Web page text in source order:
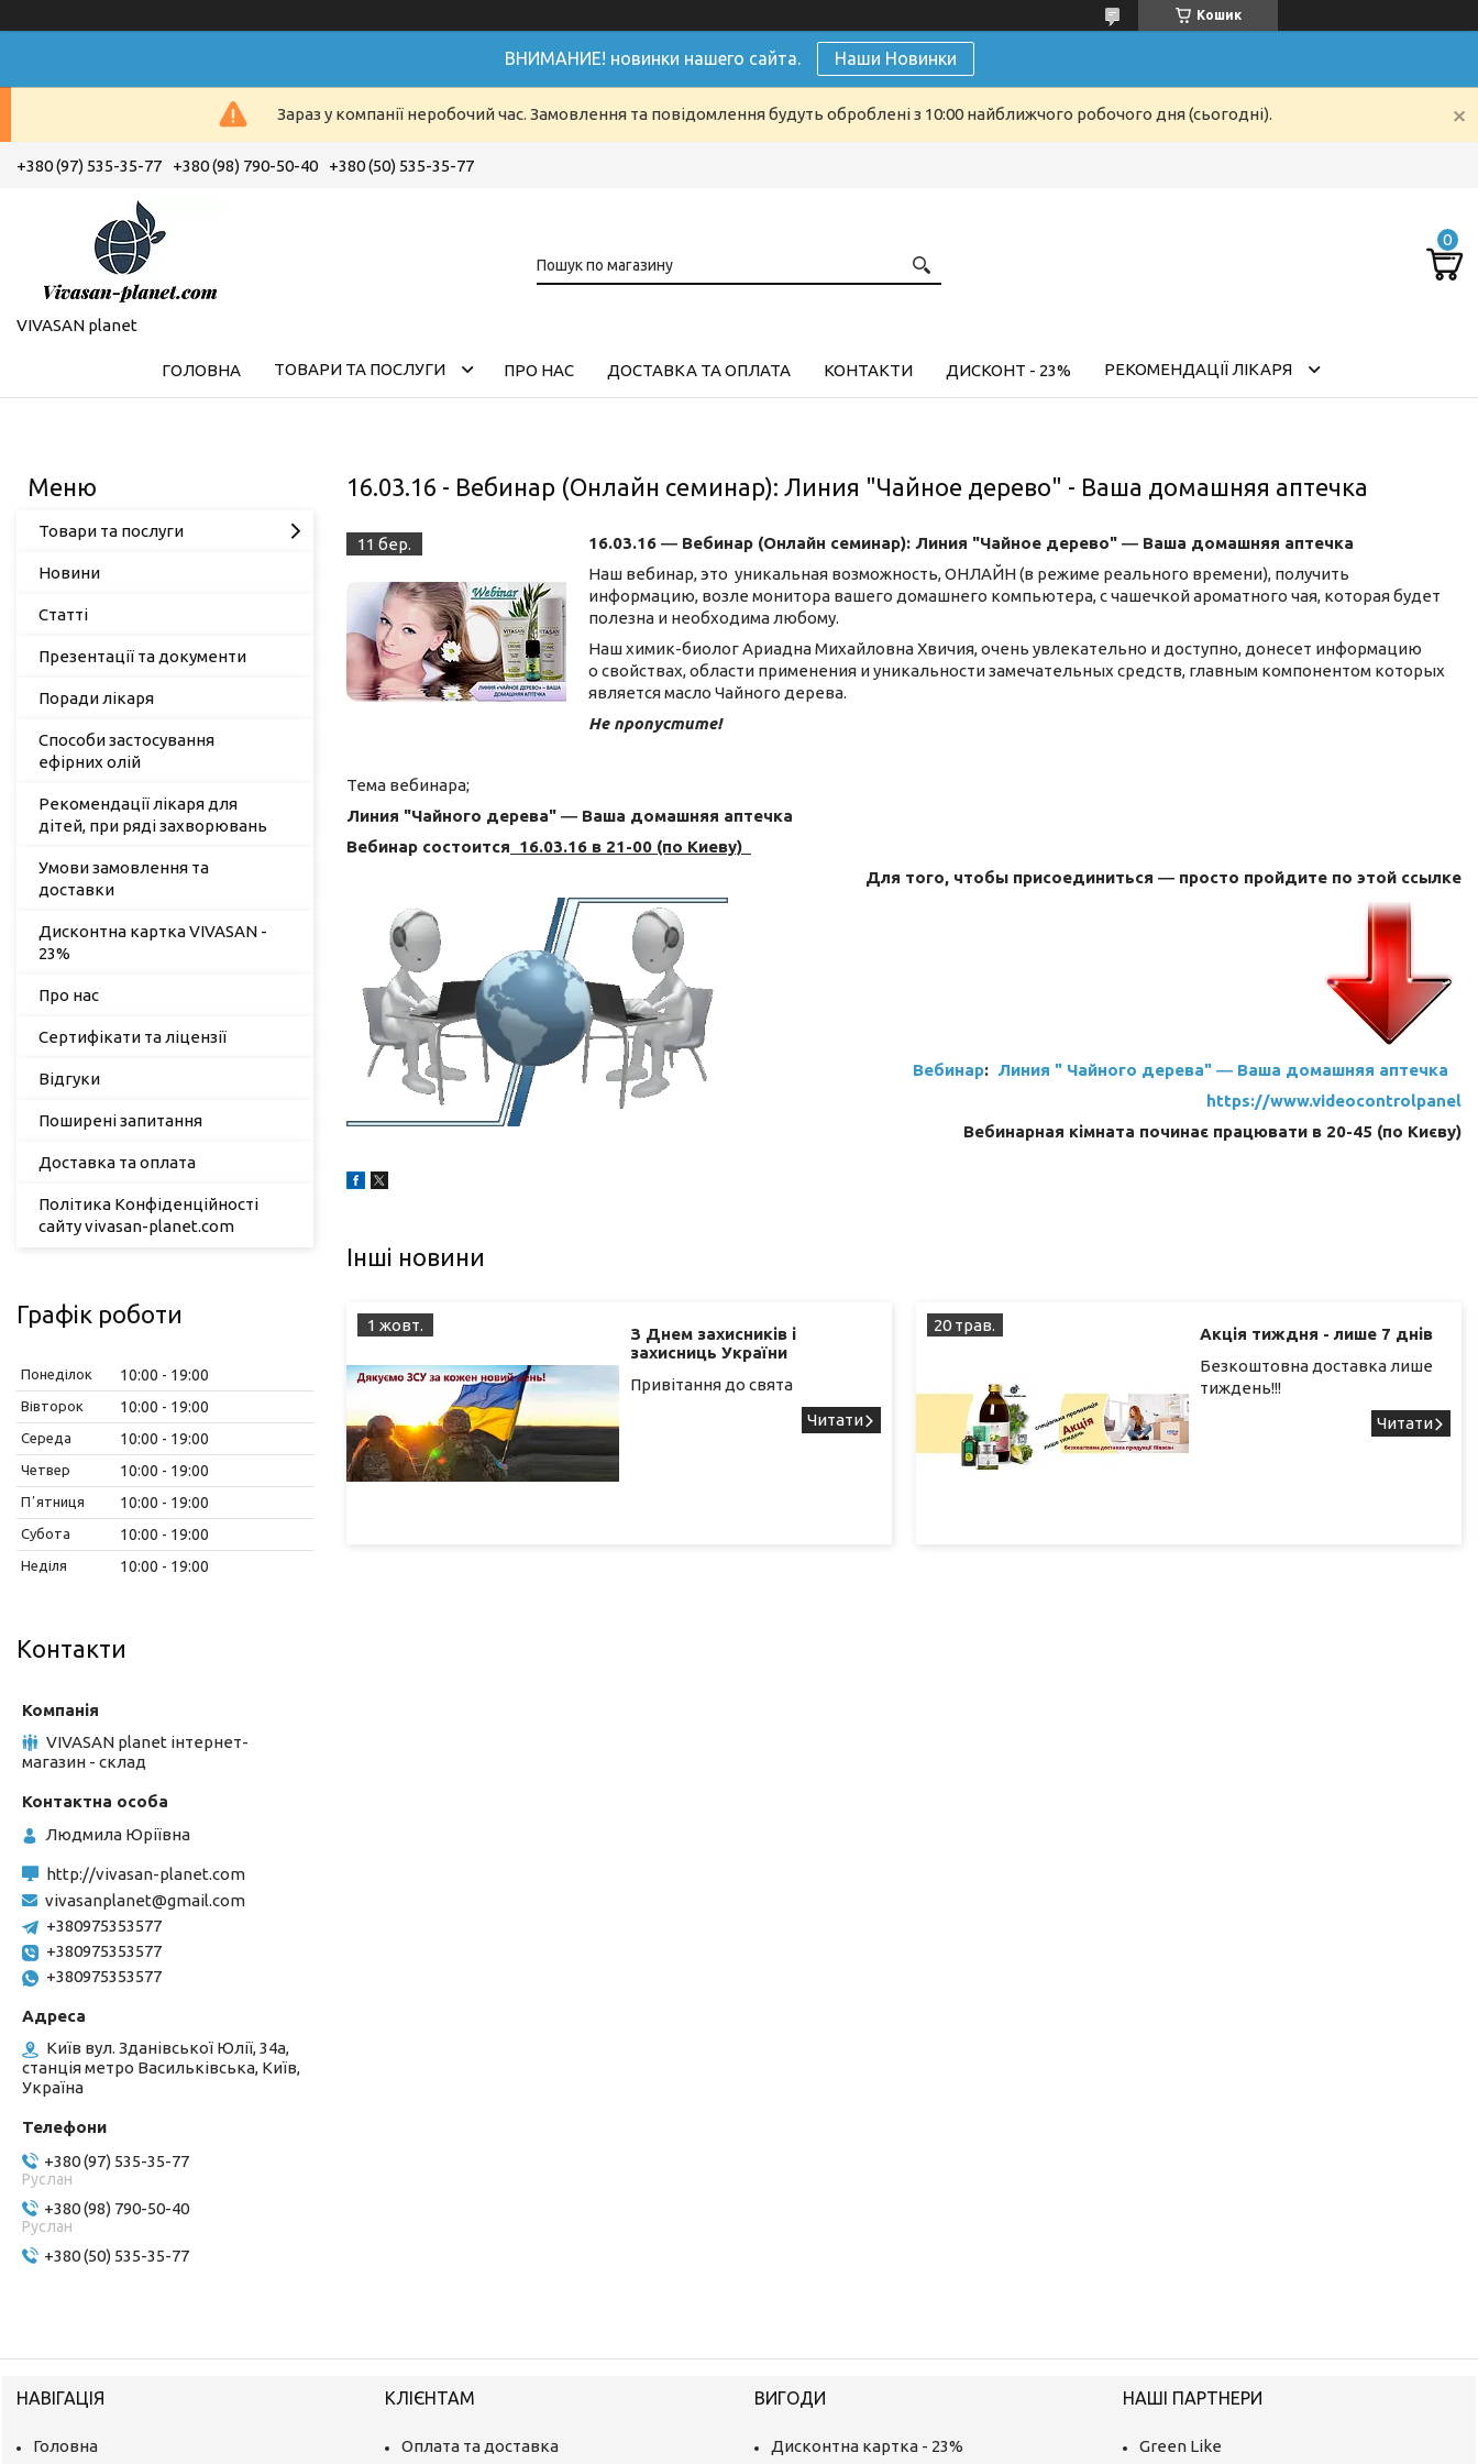
Кошик
ВНИМАНИЕ! новинки нашего сайта. Наши Новинки
Зараз у компанії неробочий час. Замовлення та повідомлення будуть оброблені з 10:00 найближчого робочого дня (сьогодні).
+380 (97) 535-35-77 +380 (98) 790-50-40 +380 (50) 535-35-77
VIVASAN planet
ГОЛОВНА ТОВАРИ ТА ПОСЛУГИ ПРО НАС ДОСТАВКА ТА ОПЛАТА КОНТАКТИ ДИСКОНТ - 23% РЕКОМЕНДАЦІЇ ЛІКАРЯ
16.03.16 - Вебинар (Онлайн семинар): Линия "Чайное дерево" - Ваша домашняя аптечка
11 бер.
16.03.16 ― Вебинар (Онлайн семинар): Линия "Чайное дерево" ― Ваша домашняя аптечка
Наш вебинар, это уникальная возможность, ОНЛАЙН (в режиме реального времени), получить
информацию, возле монитора вашего домашнего компьютера, с чашечкой ароматного чая, которая будет
полезна и необходима любому.
Наш химик-биолог Ариадна Михайловна Хвичия, очень увлекательно и доступно, донесет информацию
о свойствах, области применения и уникальности замечательных средств, главным компонентом которых
является масло Чайного дерева.
Не пропустите!
Тема вебинара;
Линия "Чайного дерева" ― Ваша домашняя аптечка
Вебинар состоится 16.03.16 в 21-00 (по Киеву)
Для того, чтобы присоединиться ― просто пройдите по этой ссылке
Вебинар: Линия " Чайного дерева" ― Ваша домашняя аптечка
https://www.videocontrolpanel
Вебинарная кімната починає працювати в 20-45 (по Києву)
Інші новини
1 жовт.
З Днем захисників і
захисниць України
Привітання до свята
20 трав.
Акція тиждня - лише 7 днів
Безкоштовна доставка лише
тиждень!!!
Товари та послуги
Новини
Статті
Презентації та документи
Поради лікаря
Способи застосування
ефірних олій
Рекомендації лікаря для
дітей, при ряді захворювань
Умови замовлення та
доставки
Дисконтна картка VIVASAN -
23%
Про нас
Сертифікати та ліцензії
Відгуки
Поширені запитання
Доставка та оплата
Політика Конфіденційності
сайту vivasan-planet.com
Графік роботи
Понеділок 10:00 19:00
Вівторок 10:00 19:00
Середа 10:00 19:00
Четвер 10:00 19:00
Пʼятниця 10:00 19:00
Субота 10:00 19:00
Неділя 10:00 19:00
Контакти
VIVASAN planet інтернет-
магазин - склад
Людмила Юріївна
http://vivasan-planet.com
vivasanplanet@gmail.com
+380975353577
+380975353577
+380975353577
Київ вул. Зданівської Юлії, 34а,
станція метро Васильківська, Київ,
Україна
+380 (97) 535-35-77
Руслан
+380 (98) 790-50-40
Руслан
+380 (50) 535-35-77
НАВІГАЦІЯ
Головна
КЛІЄНТАМ
Оплата та доставка
ВИГОДИ
Дисконтна картка - 23%
НАШІ ПАРТНЕРИ
Green Like